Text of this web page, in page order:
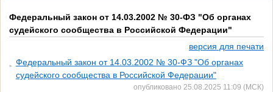
Федеральный закон от 14.03.2002 № 30-ФЗ "Об органах
судейского сообщества в Российской Федерации"
версия для печати
Федеральный закон от 14.03.2002 № 30-ФЗ "Об органах
судейского сообщества в Российской Федерации"
опубликовано 25.08.2025 11:09 (МСК)